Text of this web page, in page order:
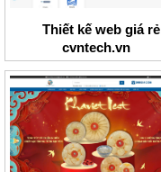
Thiết kế web giá rẻ
cvntech.vn